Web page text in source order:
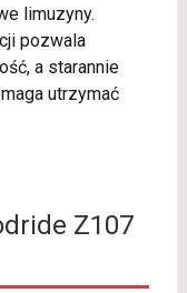
limuzyny.
pozwala
a starannie
utrzymać
Z107